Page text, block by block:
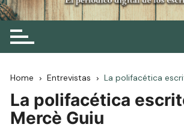
Home Entrevistas La polifacética
La polifacética
Mercè Guiu